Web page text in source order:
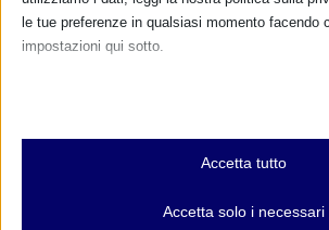
le tue preferenze in qualsiasi momento facendo
impostazioni qui sotto.
Essenziali
I cookie e i servizi essenziali abilitano le
e servizi non richiedono il consenso
Accetta tutto
Accetta solo i necessari